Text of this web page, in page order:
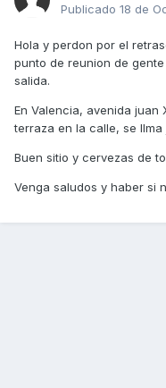
Publicado 18 de
Hola y perdon por el
punto de reunion de
salida.
En Valencia, avenida juan
terraza en la calle, se llma
Buen sitio y cervezas de
Venga saludos y haber si